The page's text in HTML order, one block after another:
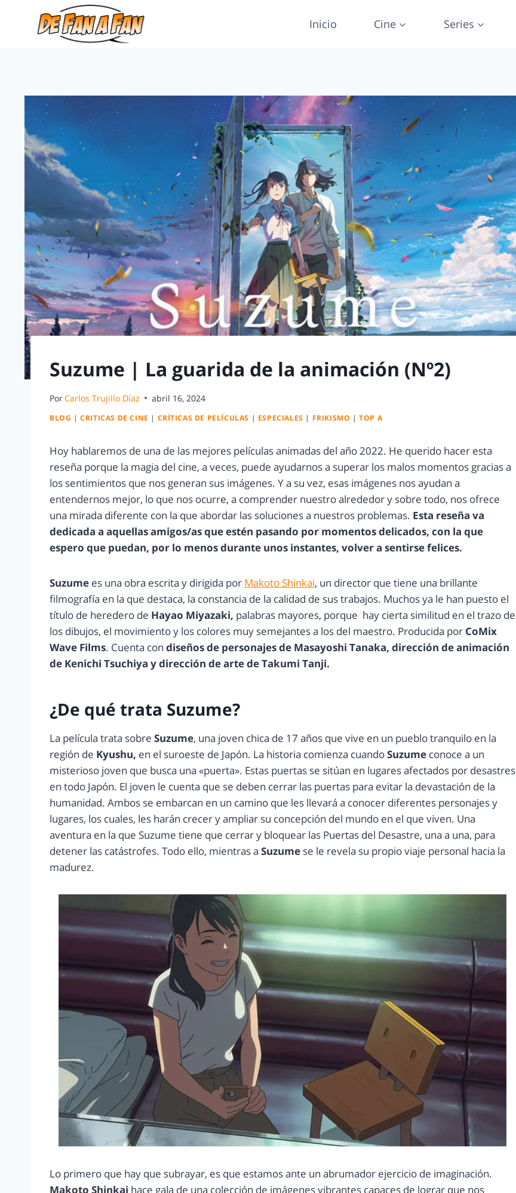
Inicio Cine Series
Suzume | La guarida de la animación (Nº2)
PorCarlos Trujillo Díaz abril 16, 2024
BLOG |CRITICAS DE CINE | CRÍTICAS DE PELÍCULAS | ESPECIALES | FRIKISMO |TOP A
Hoy hablaremos de una de las mejores películas animadas del año 2022. He querido hacer esta
reseña porque la magia del cine, a veces, puede ayudarnos a superar los malos momentos gracias a
los sentimientos que nos generan sus imágenes. Y a su vez, esas imágenes nos ayudan a
entendernos mejor, lo que nos ocurre, a comprender nuestro alrededor y sobre todo, nos ofrece
una mirada diferente con la que abordar las soluciones a nuestros problemas. Esta reseña va
dedicada a aquellas amigos/as que estén pasando por momentos delicados, con la que
espero que puedan, por lo menos durante unos instantes, volver a sentirse felices.
Suzume es una obra escrita y dirigida por Makoto Shinkai, un director que tiene una brillante
filmografía en la que destaca, la constancia de la calidad de sus trabajos. Muchos ya le han puesto el
título de heredero de Hayao Miyazaki, palabras mayores, porque hay cierta similitud en el trazo de
los dibujos, el movimiento y los colores muy semejantes a los del maestro. Producida por CoMix
Wave Films. Cuenta con diseños de personajes de Masayoshi Tanaka, dirección de animación
de Kenichi Tsuchiya y dirección de arte de Takumi Tanji.
¿De qué trata Suzume?
La película trata sobre Suzume, una joven chica de 17 años que vive en un pueblo tranquilo en la
región de Kyushu, en el suroeste de Japón. La historia comienza cuandoSuzume conoce a un
misterioso joven que busca una «puerta». Estas puertas se sitúan en lugares afectados por desastres
en todo Japón. El joven le cuenta que se deben cerrar las puertas para evitar la devastación de la
humanidad. Ambos se embarcan en un camino que les llevará a conocer diferentes personajes y
lugares, los cuales, les harán crecer y ampliar su concepción del mundo en el que viven. Una
aventura en la que Suzume tiene que cerrar y bloquear las Puertas del Desastre, una a una, para
detener las catástrofes. Todo ello, mientras a Suzume se le revela su propio viaje personal hacia la
madurez.
Lo primero que hay que subrayar, es que estamos ante un abrumador ejercicio de imaginación.
Makoto Shinkai hace gala de una colección de imágenes vibrantes capaces de lograr que nos